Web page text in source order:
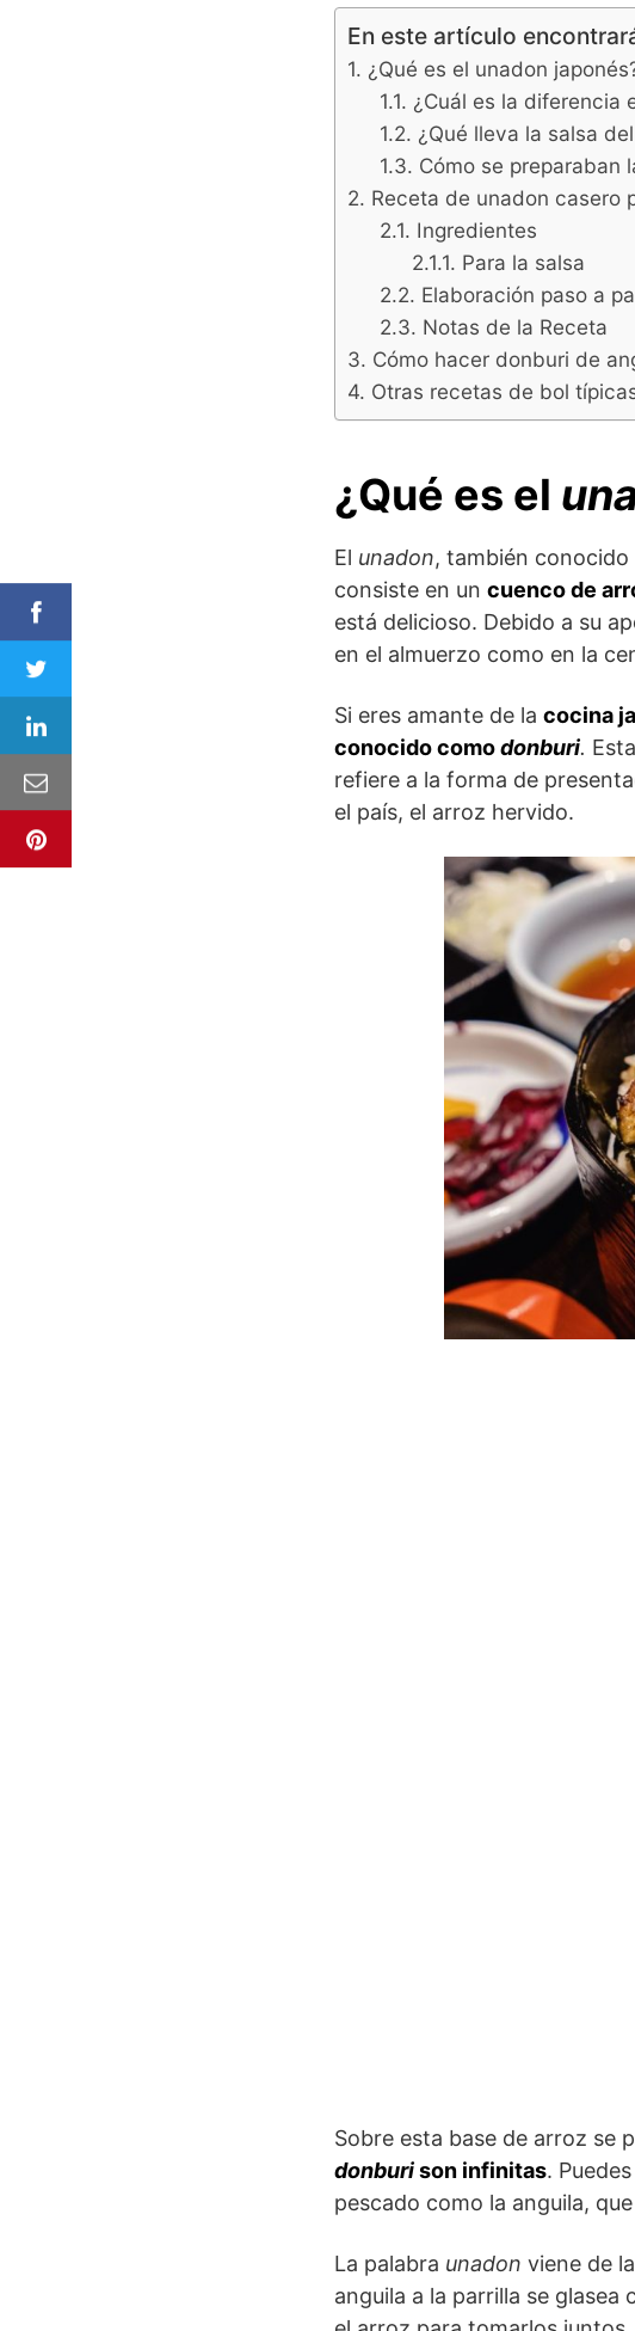
En este artículo
¿Qué es el unadon
¿Cuál es la diferencia
¿Qué lleva la salsa
Cómo se preparaban
Receta de unadon casero
Ingredientes
Para la salsa
Elaboración paso a
Notas de la Receta
Cómo hacer donburi de
Otras recetas de bol
¿Qué es el
El unadon, también conocido
consiste en un cuenco de
está delicioso. Debido a su
en el almuerzo como en la
Si eres amante de la cocina
conocido comodonburi.
refiere a la forma de
el país, el arroz hervido.
Sobre esta base de arroz se
donburison infinitas.
pescado como la anguila,
La palabra unadon viene de la
anguila a la parrilla se